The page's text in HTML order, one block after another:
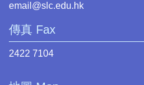
email@slc.edu.hk
傳真 Fax
2422 7104